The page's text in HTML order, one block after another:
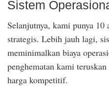
Sistem
Selanjutnya, kami punya 10
strategis. Lebih jauh lagi,
meminimalkan biaya
penghematan kami
harga kompetitif.